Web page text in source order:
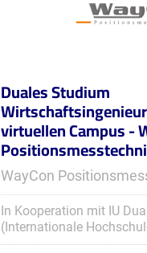
Duales Studium
virtuellen Campus -
WayCon
In Kooperation mit IU
(Internationale